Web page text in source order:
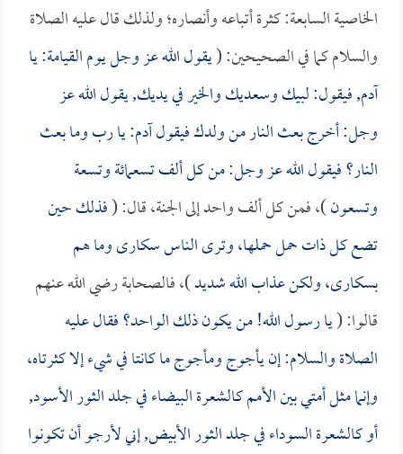
الخاصية السابعة: كثرة أتباعه وأنصاره؛ ولذلك قال عليه الصلاة
والسلام كما في الصحيحين: (يقول الله عز وجل يوم القيامة: يا
آدم, فيقول: لبيك وسعديك والخير في يديك, يقول الله عز
وجل: أخرج بعث النار من ولدك فيقول آدم: يا رب وما بعث
النار؟ فيقول الله عز وجل: من كل ألف تسعمائة وتسعة
وتسعون)، فمن كل ألف واحد إلى الجنة، قال: (فذلك حين
تضع كل ذات حمل حملها، وترى الناس سكارى وما هم
بسكارى، ولكن عذاب الله شديد)، فالصحابة رضي الله عنهم
قالوا: (يا رسول الله! من يكون ذلك الواحد؟ فقال عليه
الصلاة والسلام: إن يأجوج ومأجوج ما كانتا في شيء إلا كثرتاه،
وإنما مثل أمتي بين الأمم كالشعرة البيضاء في جلد الثور الأسود,
أو كالشعرة السوداء في جلد الثور الأبيض, إني لأرجو أن تكونوا